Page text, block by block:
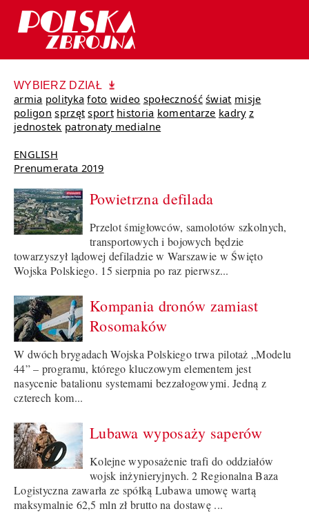
WYBIERZ DZIAŁ
armia polityka foto wideo społeczność świat misje
poligon sprzęt sport historia komentarze kadry z
jednostek patronaty medialne
ENGLISH
Prenumerata 2019
Powietrzna defilada
Przelot śmigłowców, samolotów szkolnych,
transportowych i bojowych będzie
towarzyszył lądowej defiladzie w Warszawie w Święto
Wojska Polskiego. 15 sierpnia po raz pierwsz...
Kompania dronów zamiast
Rosomaków
W dwóch brygadach Wojska Polskiego trwa pilotaż „Modelu
44” – programu, którego kluczowym elementem jest
nasycenie batalionu systemami bezzałogowymi. Jedną z
czterech kom...
Lubawa wyposaży saperów
Kolejne wyposażenie trafi do oddziałów
wojsk inżynieryjnych. 2 Regionalna Baza
Logistyczna zawarła ze spółką Lubawa umowę wartą
maksymalnie 62,5 mln zł brutto na dostawę ...